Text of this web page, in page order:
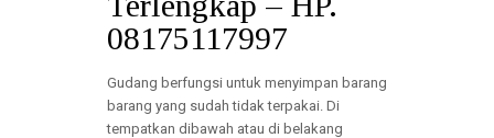
08175117997
Gudang berfungsi untuk menyimpan barang
barang yang sudah tidak terpakai. Di
tempatkan dibawah atau di belakang